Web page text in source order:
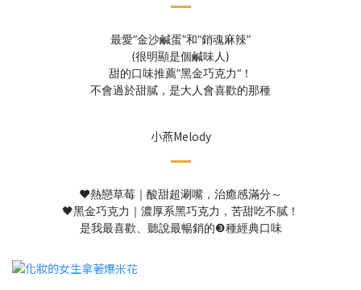
最愛“金沙鹹蛋”和“銷魂麻辣”
(很明顯是個鹹味人)
甜的口味推薦”黑金巧克力“！
不會過於甜膩， 是大人會喜歡的那種
小燕Melody
❤️熱戀草莓｜酸甜超涮嘴，治癒感滿分～
🖤黑金巧克力｜濃厚系黑巧克力，苦甜吃不膩！
是我最喜歡、聽說最暢銷的❸種經典口味